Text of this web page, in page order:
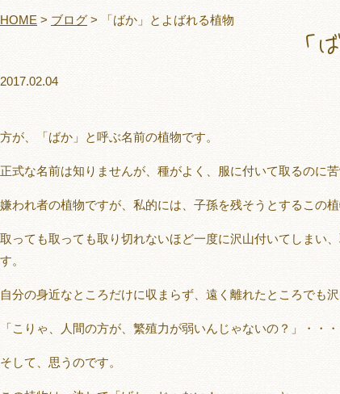
HOME > ブログ > 「ばか」とよばれる植物
「
2017.02.04
こ
方が、「ばか」と呼ぶ名前の植物です。
正式な名前は知りませんが、種がよく、服に付いて取るのに苦
嫌われ者の植物ですが、私的には、子孫を残そうとするこの
取っても取っても取り切れないほど一度に沢山付いてしまい
す。
自分の身近なところだけに収まらず、遠く離れたところでも
「こりゃ、人間の方が、繁殖力が弱いんじゃないの？」・・・
そして、思うのです。